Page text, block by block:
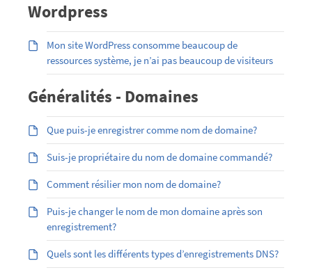
Wordpress
Mon site WordPress consomme beaucoup de
ressources système, je n’ai pas beaucoup de visiteurs
Généralités - Domaines
Que puis-je enregistrer comme nom de domaine?
Suis-je propriétaire du nom de domaine commandé?
Comment résilier mon nom de domaine?
Puis-je changer le nom de mon domaine après son
enregistrement?
Quels sont les différents types d’enregistrements DNS?